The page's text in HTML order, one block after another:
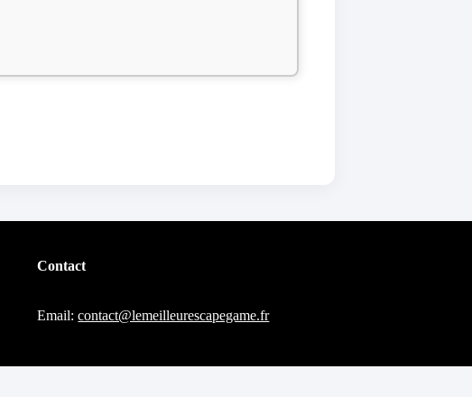
Contact
Email:contact@lemeilleurescapegame.fr